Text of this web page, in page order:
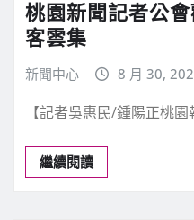
桃園新聞記者公
客雲集
新聞中心 8 月 30,
【記者吳惠民/鍾陽正桃
繼續閱讀